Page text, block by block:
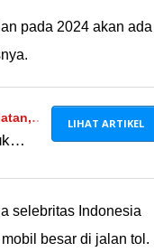
pada 2024 akan ada
LIHAT ARTIKEL
selebritas Indonesia
besar di jalan tol.